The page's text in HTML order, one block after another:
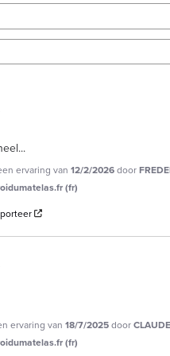
ervaring van 12/2/2026door
(fr)
ervaring van 18/7/2025door
(fr)